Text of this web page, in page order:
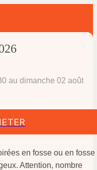
en fosse ou en fosse
Attention, nombre